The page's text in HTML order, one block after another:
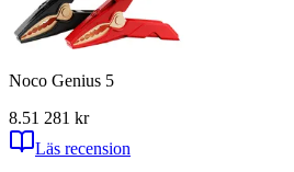
Noco Genius 5
8.51 281 kr
Läs recension